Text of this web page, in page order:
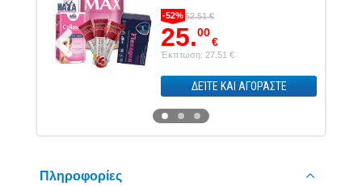
-52%52.51 €
25.00
€
Έκπτωση: 27.51 €
ΔΕΊΤΕ ΚΑΙ ΑΓΟΡΆΣΤΕ
Previous
Πληροφορίες